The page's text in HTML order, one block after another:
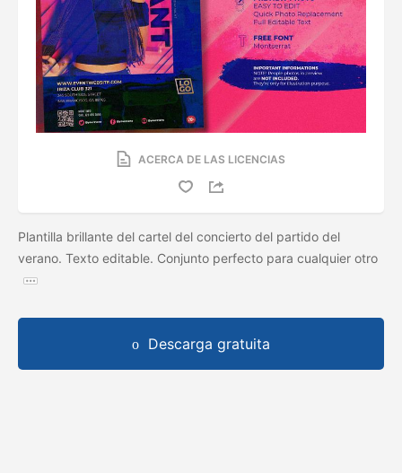
ACERCA DE LAS LICENCIAS
Plantilla brillante del cartel del concierto del partido del
verano. Texto editable. Conjunto perfecto para cualquier otro
Descarga gratuita